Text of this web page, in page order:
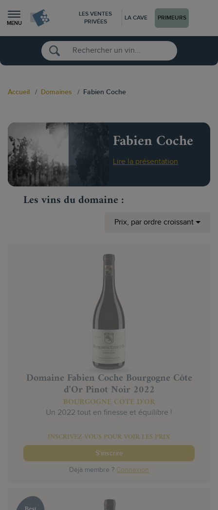
MENU
LES VENTES
PRIVÉES
LA CAVE PRIMEURS
Accueil Domaines Fabien Coche
Fabien Coche
Lire la présentation
Les vins du domaine :
Prix, par ordre croissant
Domaine Fabien Coche Bourgogne Côte
d'Or Pinot Noir 2022
BOURGOGNE CÔTE D'OR
Un 2022 tout en finesse et équilibre !
INSCRIVEZ-VOUS POUR VOIR LES PRIX
S'inscrire
Déjà membre ? Connexion